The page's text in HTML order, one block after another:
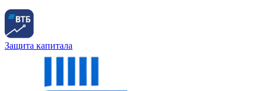
Защита капитала